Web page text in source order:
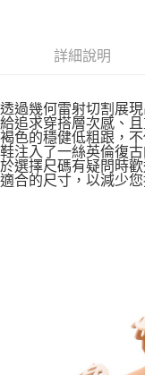
詳細說明
透過幾何雷射切割展
給追求穿搭層次感、
褐色的穩健低粗跟，
鞋注入了一絲英倫復
於選擇尺碼有疑問時
適合的尺寸，以減少